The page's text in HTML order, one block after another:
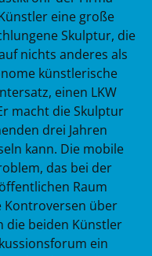
eine große
Skulptur, die
nichts anderes als
künstlerische
einen LKW
macht die Skulptur
drei Jahren
kann. Die mobile
das bei der
Raum
Kontroversen über
die beiden Künstler
ein